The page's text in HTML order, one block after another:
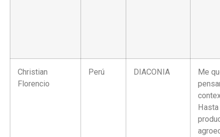
Christian
Florencio
Perú DIACONIA
Me